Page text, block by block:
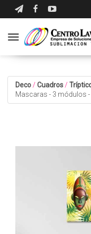
Toggle navigation
Deco / Cuadros /
Mascaras - 3 módulos -